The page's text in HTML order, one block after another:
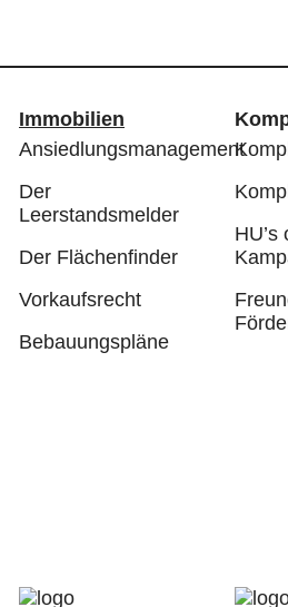
Immobilien
Ansiedlungsmanagement
Der
Leerstandsmelder
Der Flächenfinder
Vorkaufsrecht
Bebauungspläne
HU’s